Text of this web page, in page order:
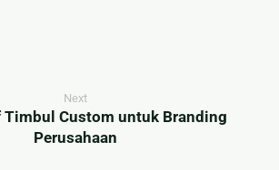
Next
Timbul Custom untuk Branding
Perusahaan